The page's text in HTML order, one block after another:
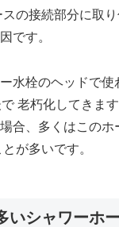
スの接続部分に取
です。
水栓のヘッドで使
老朽化してきま
合、多くはこのホ
が多いです。
いシャワーホ